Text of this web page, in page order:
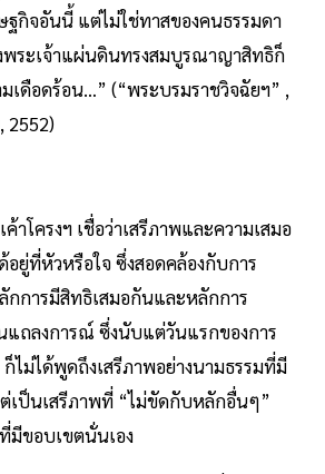
ฐกิจอันนี้ แต่ไม่ใช่ทาสของคนธรรมดา
พระเจ้าแผ่นดินทรงสมบูรณาญาสิทธิก็
เดือดร้อน…” (“พระบรมราชวิจฉัยฯ” ,
2552)
าโครงฯ เชื่อว่าเสรีภาพและความเสมอ
ยู่ที่หัวหรือใจ ซึ่งสอดคล้องกับการ
การมีสิทธิเสมอกันและหลักการ
แถลงการณ์ ซึ่งนับแต่วันแรกของการ
ไม่ได้พูดถึงเสรีภาพอย่างนามธรรมที่มี
ป็นเสรีภาพที่ “ไม่ขัดกับหลักอื่นๆ”
มีขอบเขตนั่นเอง